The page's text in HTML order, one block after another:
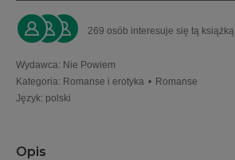
269 osób interesuje się tą książką
Wydawca: Nie Powiem
Kategoria: Romanse i erotyka • Romanse
Język: polski
Opis